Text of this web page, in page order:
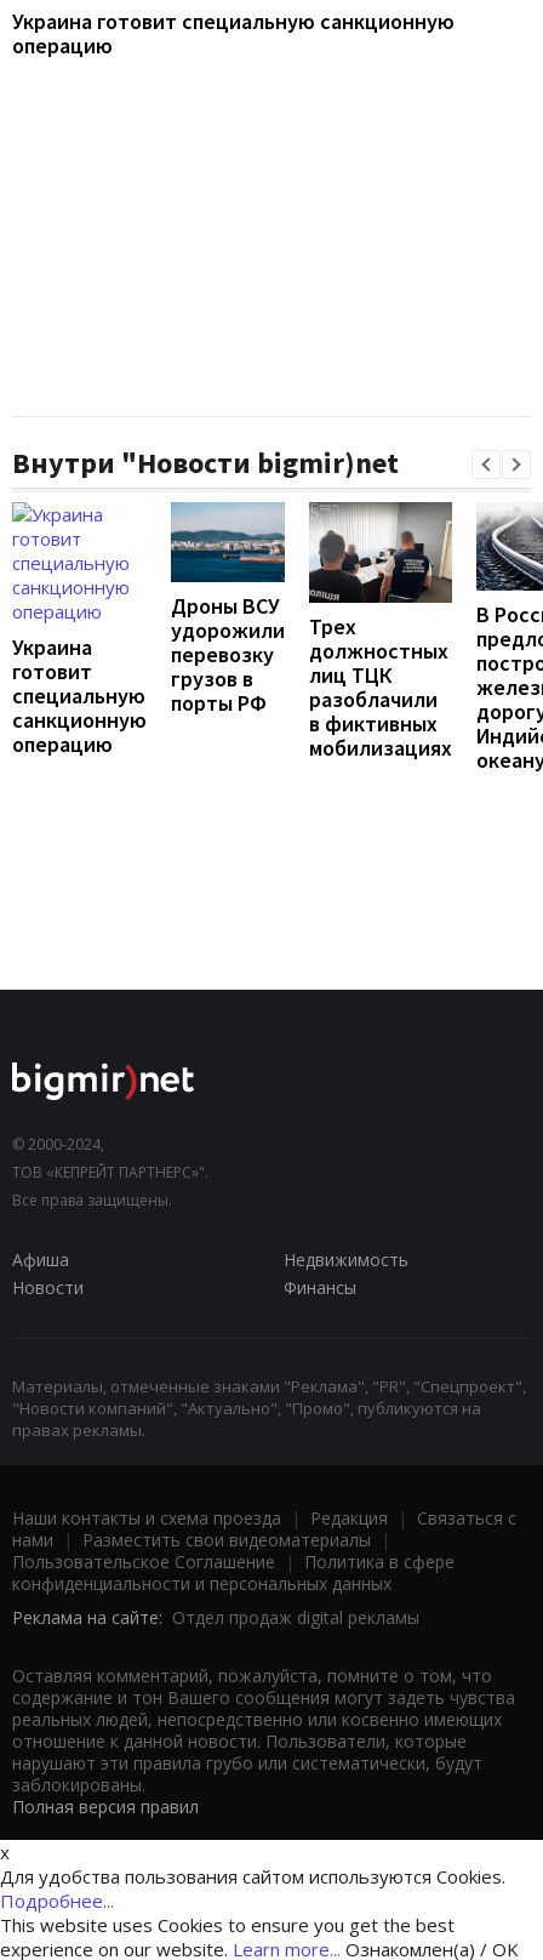
Украина готовит специальную санкционную
операцию
Внутри "Новости bigmir)net
Украина
готовит
специальную
санкционную
операцию
Дроны ВСУ
удорожили
перевозку
грузов в
порты РФ
Трех
должностных
лиц ТЦК
разоблачили
в фиктивных
мобилизациях
В
© 2000-2024,
ТОВ «КЕПРЕЙТ ПАРТНЕРС»".
Все права защищены.
Афиша
Недвижимость
Новости
Финансы
Материалы, отмеченные знаками "Реклама", "PR", "Спецпроект",
"Новости компаний", "Актуально", "Промо", публикуются на
правах рекламы.
Наши контакты и схема проезда | Редакция | Связаться с
нами | Разместить свои видеоматериалы |
Пользовательское Соглашение |
Политика в сфере
конфиденциальности и персональных данных
Реклама на сайте: Отдел продаж digital рекламы
Оставляя комментарий, пожалуйста, помните о том, что
содержание и тон Вашего сообщения могут задеть чувства
реальных людей, непосредственно или косвенно имеющих
отношение к данной новости. Пользователи, которые
нарушают эти правила грубо или систематически, будут
заблокированы.
Полная версия правил
x
Для удобства пользования сайтом используются Cookies.
Подробнее...
This website uses Cookies to ensure you get the best
experience on our website. Learn more... Ознакомлен(а) / OK